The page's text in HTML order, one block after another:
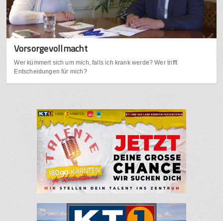
Vorsorgevollmacht
Wer kümmert sich um mich, falls ich krank werde? Wer trifft
Entscheidungen für mich?